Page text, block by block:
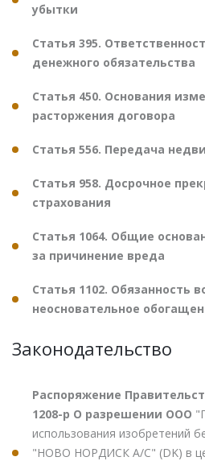
убытки
Статья 395.
денежного обязательства
Статья 450. Основания
расторжения договора
Статья 556. Передача
Статья 958. Досрочное
страхования
Статья 1064. Общие
за причинение вреда
Статья 1102. Обязанность
неосновательное
Законодательство
Распоряжение
1208-р О разрешении ООО
использования изобретений
"НОВО НОРДИСК А/С" (DK) в